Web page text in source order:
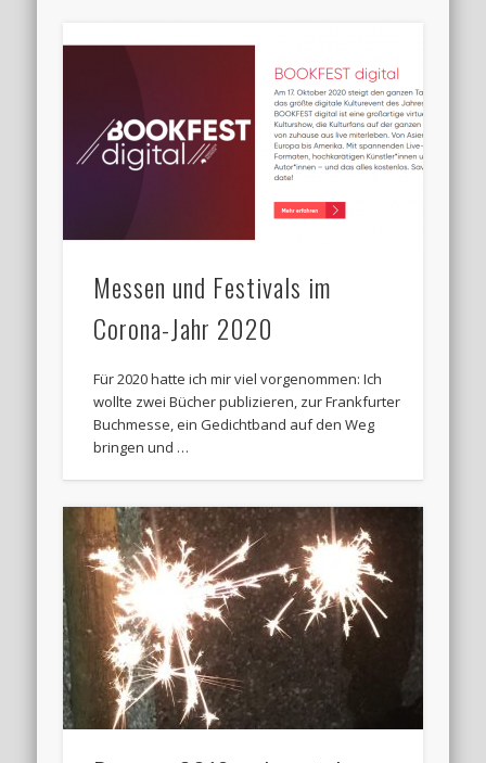
Messen und Festivals im
Corona-Jahr 2020
Für 2020 hatte ich mir viel vorgenommen: Ich
wollte zwei Bücher publizieren, zur Frankfurter
Buchmesse, ein Gedichtband auf den Weg
bringen und …